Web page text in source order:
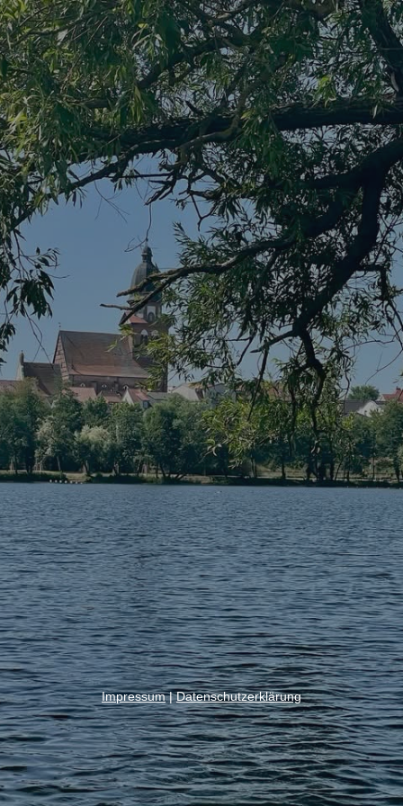
Impressum|Datenschutzerklärung